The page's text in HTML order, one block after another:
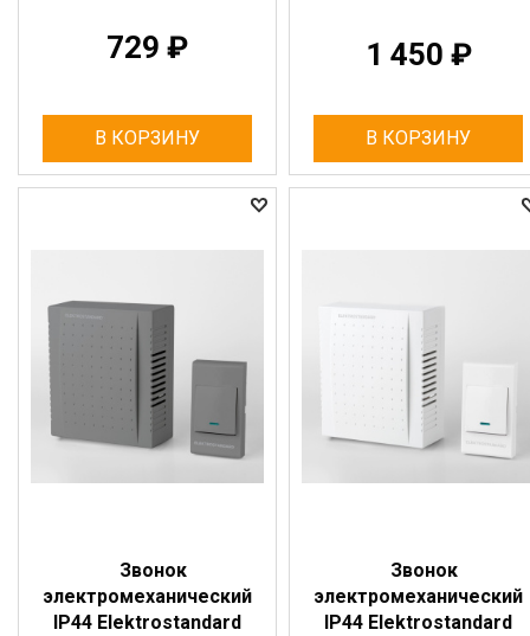
729 ₽
В КОРЗИНУ
1 450 ₽
В КОРЗИНУ
Звонок
электромеханический
IP44 Elektrostandard
Звонок
электромеханический
IP44 Elektrostandard